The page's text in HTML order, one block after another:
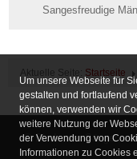
Um unsere Webseite für
gestalten und fortlaufend
können, verwenden wir
weitere Nutzung der
der Verwendung von
Informationen zu Cookies
Sangesfreudige
Aktuelle Seite: Startseite
© Bludenzer